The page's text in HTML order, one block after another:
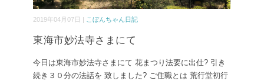
2019年04月07日 | こぼんちゃん日記
東海市妙法寺さまにて
今日は東海市妙法寺さまにて 花まつり法要に出仕? 引き
続き３０分の法話を 致しました? ご住職とは 荒行堂初行